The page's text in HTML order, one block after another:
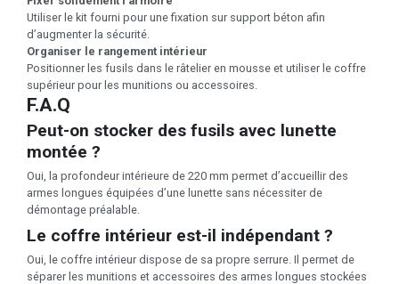
Utiliser le kit fourni pour une fixation sur support béton afin
d’augmenter la sécurité.
Organiser le rangement intérieur
Positionner les fusils dans le râtelier en mousse et utiliser le coffre
supérieur pour les munitions ou accessoires.
F.A.Q
Peut-on stocker des fusils avec lunette
montée ?
Oui, la profondeur intérieure de 220 mm permet d’accueillir des
armes longues équipées d’une lunette sans nécessiter de
démontage préalable.
Le coffre intérieur est-il indépendant ?
Oui, le coffre intérieur dispose de sa propre serrure. Il permet de
séparer les munitions et accessoires des armes longues stockées